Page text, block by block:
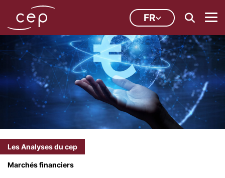
FR
Les Analyses du cep
Marchés financiers